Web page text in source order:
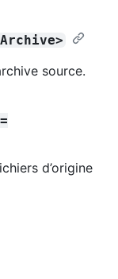
source.
d’origine